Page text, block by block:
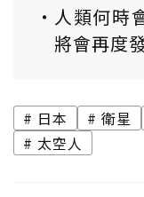
人類何時
將會再度
日本 衛星
太空人